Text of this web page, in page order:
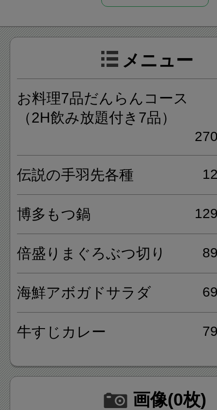
ニューが取り揃えられており
手羽先がおすすめの人気メニ
メニューは、伝説の手羽先各
鍋、倍盛りまぐろぶつ切り、
サラダ、牛すじカレー、特製
ほくほくもちポテト、石焼ガ
宴会や女子会に最適な飲み放
ス料理もあり、お料理7品だ
は、手羽先盛合せや若鶏串、
ューを肴にお酒を楽しむ事が
メニュー
お料理7品だんらんコース
（2H飲み放題付き7品）
伝説の手羽先各種
博多もつ鍋
倍盛りまぐろぶつ切り
海鮮アボガドサラダ
牛すじカレー
画像(0枚)